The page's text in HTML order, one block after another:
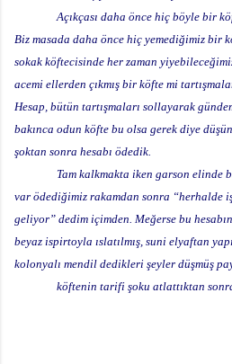
Açıkçası daha önce hiç böyle bir
Biz masada daha önce hiç yemediğimiz bir
sokak köftecisinde her zaman
acemi ellerden çıkmış bir köfte mi
Hesap, bütün tartışmaları sollayarak
bakınca odun köfte bu olsa gerek diye
şoktan sonra hesabı ödedik.
Tam kalkmakta iken garson elinde
var ödediğimiz rakamdan sonra “herhalde
geliyor” dedim içimden. Meğerse bu
beyaz ispirtoyla ıslatılmış, suni elyaftan
kolonyalı mendil dedikleri şeyler düşmüş
köftenin tarifi şoku atlattıktan